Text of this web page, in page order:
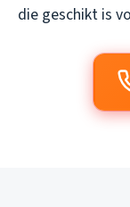
die geschikt is